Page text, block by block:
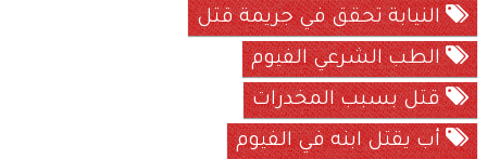
النيابة تحقق في جريمة قتل
الطب الشرعي الفيوم
قتل بسبب المخدرات
أب يقتل ابنه في الفيوم